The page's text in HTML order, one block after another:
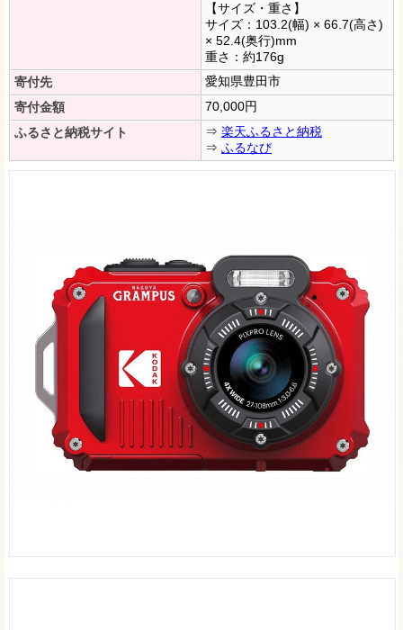
【サイズ・重さ】
サイズ：103.2(幅) × 66.7(高さ)
× 52.4(奥行)mm
重さ：約176g
寄付先
愛知県豊田市
寄付金額
70,000円
ふるさと納税サイト
⇒ 楽天ふるさと納税
⇒ ふるなび